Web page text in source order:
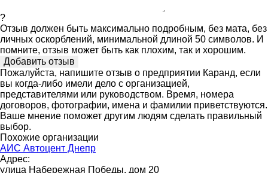
?
Отзыв должен быть максимально подробным, без мата, без
личных оскорблений, минимальной длиной 50 символов. И
помните, отзыв может быть как плохим, так и хорошим.
Пожалуйста, напишите отзыв о предприятии Каранд, если
вы когда-либо имели дело с организацией,
представителями или руководством. Время, номера
договоров, фотографии, имена и фамилии приветствуются.
Ваше мнение поможет другим людям сделать правильный
выбор.
Похожие организации
АИС Автоцент Днепр
Адрес:
улица Набережная Победы, дом 20